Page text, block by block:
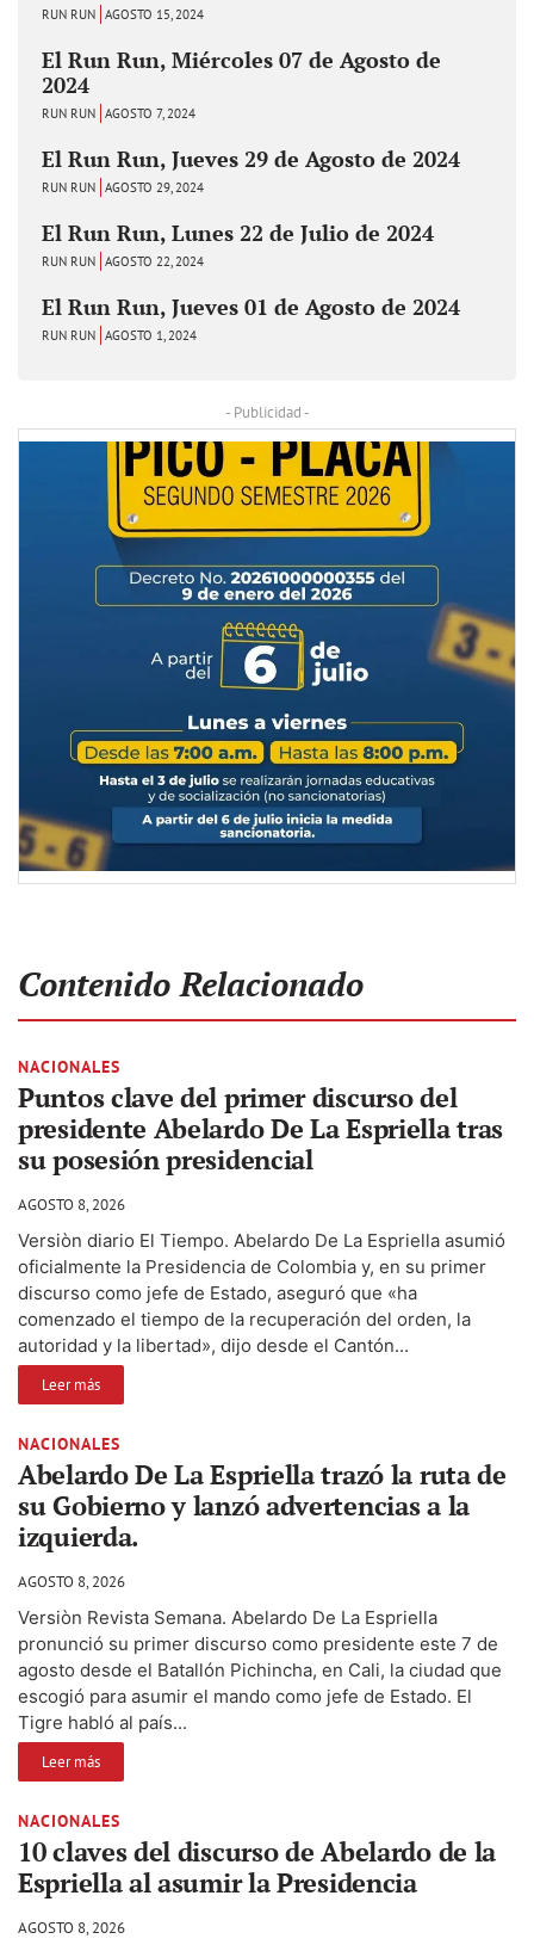
RUN RUN AGOSTO 15, 2024
El Run Run, Miércoles 07 de Agosto de
2024
RUN RUN AGOSTO 7, 2024
El Run Run, Jueves 29 de Agosto de 2024
RUN RUN AGOSTO 29, 2024
El Run Run, Lunes 22 de Julio de 2024
RUN RUN AGOSTO 22, 2024
El Run Run, Jueves 01 de Agosto de 2024
RUN RUN AGOSTO 1, 2024
- Publicidad -
Contenido Relacionado
NACIONALES
Puntos clave del primer discurso del
presidente Abelardo De La Espriella tras
su posesión presidencial
AGOSTO 8, 2026
Versiòn diario El Tiempo. Abelardo De La Espriella asumió
oficialmente la Presidencia de Colombia y, en su primer
discurso como jefe de Estado, aseguró que «ha
comenzado el tiempo de la recuperación del orden, la
autoridad y la libertad», dijo desde el Cantón...
Leer más
NACIONALES
Abelardo De La Espriella trazó la ruta de
su Gobierno y lanzó advertencias a la
izquierda.
AGOSTO 8, 2026
Versiòn Revista Semana. Abelardo De La Espriella
pronunció su primer discurso como presidente este 7 de
agosto desde el Batallón Pichincha, en Cali, la ciudad que
escogió para asumir el mando como jefe de Estado. El
Tigre habló al país...
Leer más
NACIONALES
10 claves del discurso de Abelardo de la
Espriella al asumir la Presidencia
AGOSTO 8, 2026